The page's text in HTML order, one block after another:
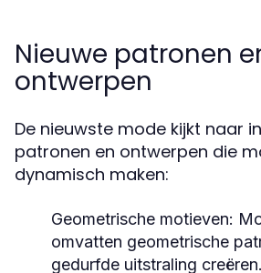
Nieuwe patronen
ontwerpen
De nieuwste mode kijkt naar
patronen en ontwerpen die
dynamisch maken:
Geometrische motieven:
omvatten geometrische
gedurfde uitstraling creëren.